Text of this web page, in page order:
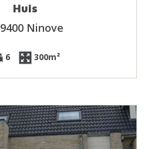
Huis
9400 Ninove
6 300m²